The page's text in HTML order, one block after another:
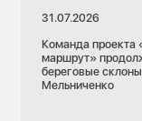
31.07.2026
Команда проекта
маршрут»
береговые
Мельниченко